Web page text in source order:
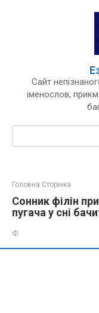
Сайт
іменослов,
Пошук:
Головна Сторінка
Сонник філін
пугача у сні
Ф